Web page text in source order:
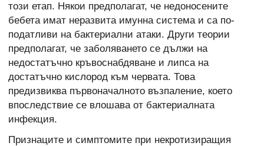
този етап. Някои предполагат, че недоносените
бебета имат неразвита имунна система и са по-
податливи на бактериални атаки. Други теории
предполагат, че заболяването се дължи на
недостатъчно кръвоснабдяване и липса на
достатъчно кислород към червата. Това
предизвиква първоначалното възпаление, което
впоследствие се влошава от бактериалната
инфекция.
Признаците и симптомите при некротизиращия